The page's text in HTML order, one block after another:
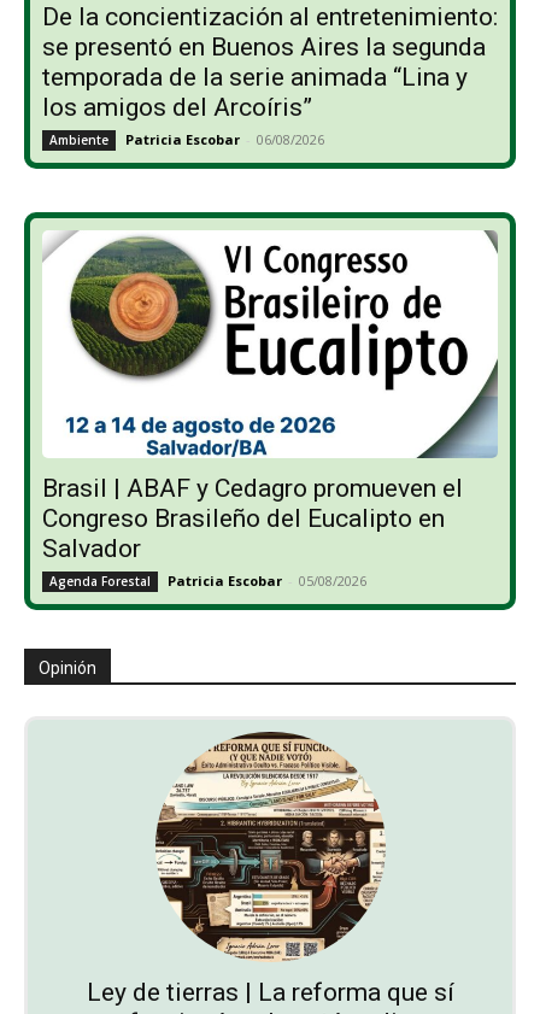
De la concientización al entretenimiento:
se presentó en Buenos Aires la segunda
temporada de la serie animada “Lina y
los amigos del Arcoíris”
Ambiente Patricia Escobar - 06/08/2026
Brasil | ABAF y Cedagro promueven el
Congreso Brasileño del Eucalipto en
Salvador
Agenda Forestal Patricia Escobar - 05/08/2026
Opinión
Ley de tierras | La reforma que sí